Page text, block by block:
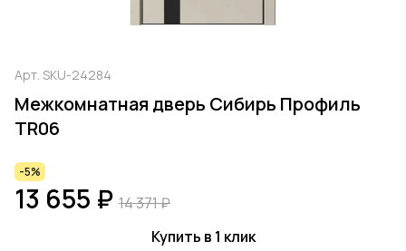
Арт. SKU-24284
Межкомнатная дверь Сибирь Профиль
TR06
-5%
13 655 ₽ 14 371 ₽
Купить в 1 клик